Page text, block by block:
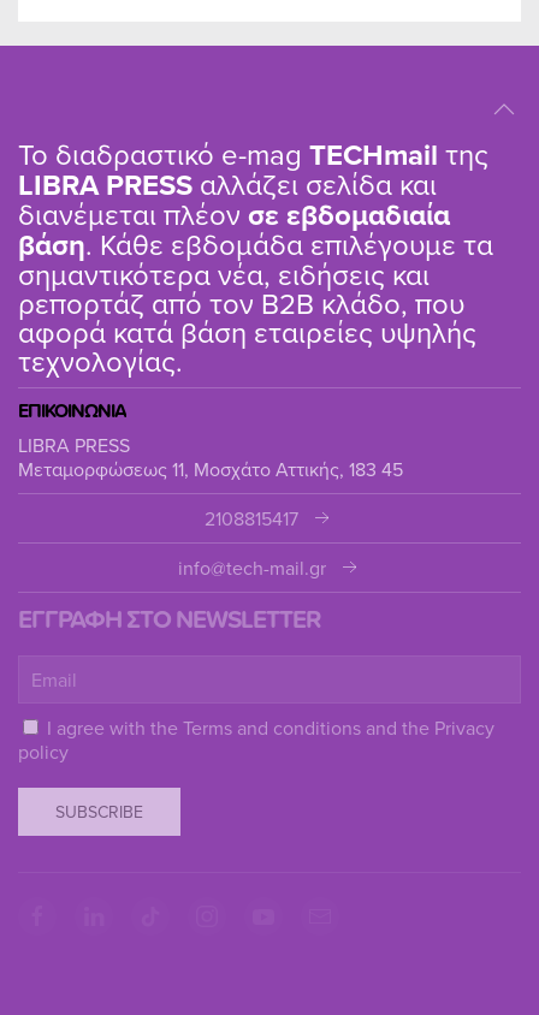
Το διαδραστικό e-mag TΕCHmail της
LIBRA PRESS αλλάζει σελίδα και
διανέμεται πλέον σε εβδομαδιαία
βάση. Κάθε εβδομάδα επιλέγουμε τα
σημαντικότερα νέα, ειδήσεις και
ρεπορτάζ από τον B2B κλάδο, που
αφορά κατά βάση εταιρείες υψηλής
τεχνολογίας.
ΕΠΙΚΟΙΝΩΝΙΑ
LIBRA PRESS
Μεταμορφώσεως 11, Μοσχάτο Αττικής, 183 45
2108815417
info@tech-mail.gr
ΕΓΓΡΑΦΗ ΣΤΟ NEWSLETTER
I agree with the Terms and conditions and the Privacy
policy
SUBSCRIBE